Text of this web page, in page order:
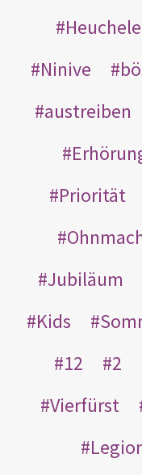
Ninive
austreiben
Priorität
Jubiläum
Kids
12
2
Vierfürst